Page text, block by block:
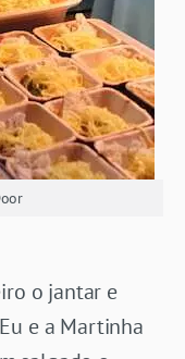
o jantar e
e a Martinha